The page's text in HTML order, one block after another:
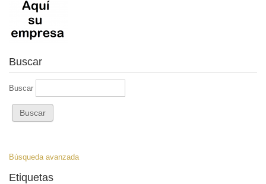
Buscar
Buscar
Búsqueda avanzada
Etiquetas